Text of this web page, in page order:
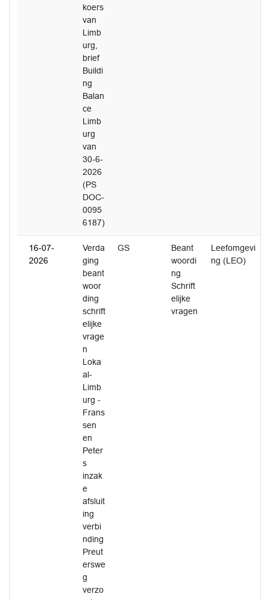
koers
van
Limb
urg,
brief
Buildi
ng
Balan
ce
Limb
urg
van
30-6-
2026
(PS
DOC-
0095
6187)
16-07-
2026
Verda
ging
beant
woor
ding
schrift
elijke
vrage
n
Loka
al-
Limb
urg -
Frans
sen
en
Peter
s
inzak
e
afsluit
ing
verbi
nding
Preut
erswe
g
verzo
GS
Beant
woordi
ng
Schrift
elijke
vragen
Leefomgevi
ng (LEO)